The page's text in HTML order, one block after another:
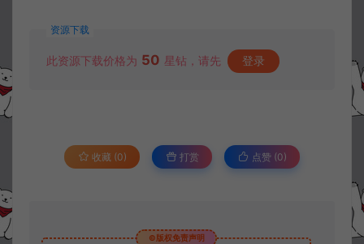
资源下载
此资源下载价格为 50 星钻，请先 登录
收藏 (0) 打赏 点赞 (0)
©版权免责声明